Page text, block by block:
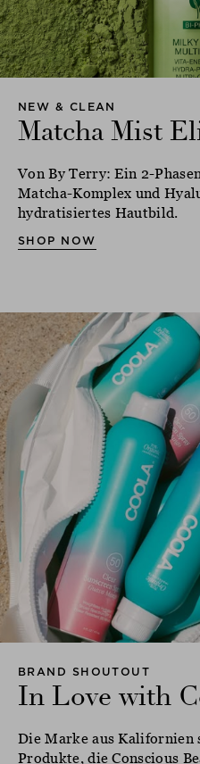
NEW & CLEAN
Matcha Mist
Von By Terry: Ein 2-
Matcha-Komplex und
hydratisiertes Hautbild.
SHOP NOW
BRAND SHOUTOUT
In Love with
Die Marke aus Kalifornien
Produkte, die Conscious